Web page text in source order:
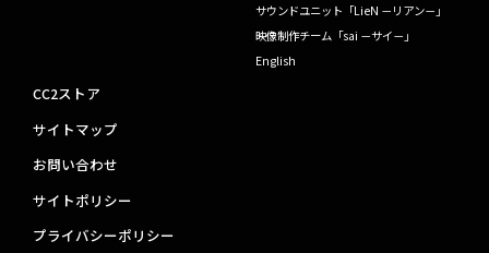
サウンドユニット「LieN －リアン－」
映像制作チーム「sai －サイ－」
English
CC2ストア
サイトマップ
お問い合わせ
サイトポリシー
プライバシーポリシー